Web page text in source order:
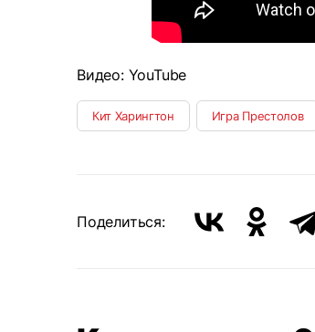
Видео: YouTube
Кит Харингтон Игра Престолов
Поделиться: